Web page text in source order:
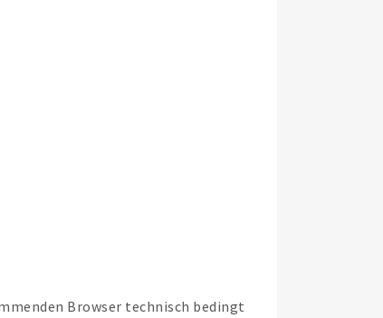
Browser technisch bedingt